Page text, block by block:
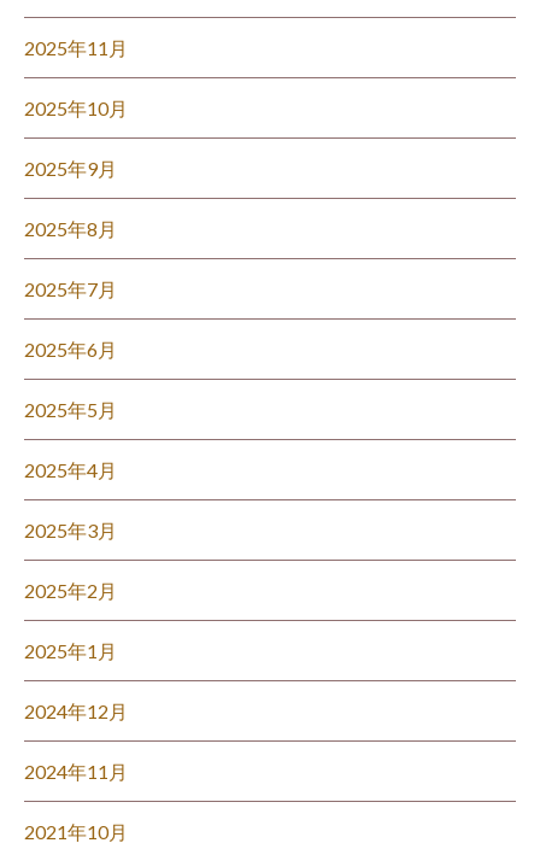
2025年11月
2025年10月
2025年9月
2025年8月
2025年7月
2025年6月
2025年5月
2025年4月
2025年3月
2025年2月
2025年1月
2024年12月
2024年11月
2021年10月